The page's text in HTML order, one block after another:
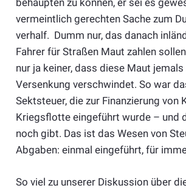
behaupten zu können, er sei es
vermeintlich gerechten Sache zum
verhalf. Dumm nur, das danach
Fahrer für Straßen Maut zahlen
nur ja keiner, dass diese Maut
Versenkung verschwindet. So war
Sektsteuer, die zur Finanzierung von
Kriegsflotte eingeführt wurde – und
noch gibt. Das ist das Wesen von
Abgaben: einmal eingeführt, für
So viel zu unserer Diskussion über